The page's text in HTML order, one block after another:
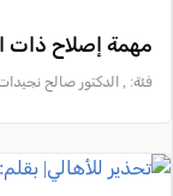
مهمة إصلاح ذات
فئة: , الدكتور صالح نجيدات, 2022-07-31